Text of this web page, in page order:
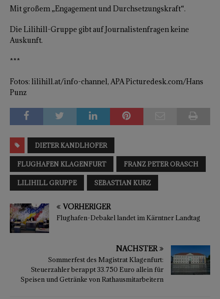
Mit großem „Engagement und Durchsetzungskraft“.
Die Lilihill-Gruppe gibt auf Journalistenfragen keine
Auskunft.
***
Fotos: lilihill.at/info-channel, APA Picturedesk.com/Hans
Punz
DIETER KANDLHOFER
FLUGHAFEN KLAGENFURT FRANZ PETER ORASCH
LILIHILL GRUPPE SEBASTIAN KURZ
VORHERIGER
Flughafen-Debakel landet im Kärntner Landtag
NÄCHSTER
Sommerfest des Magistrat Klagenfurt:
Steuerzahler berappt 33.750 Euro allein für
Speisen und Getränke von Rathausmitarbeitern